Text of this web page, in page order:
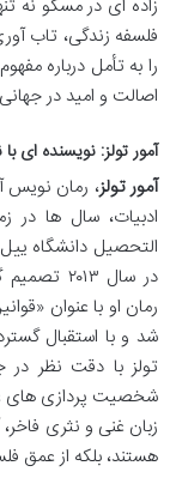
زاده ای در مسکو نه
فلسفه زندگی، تاب
را به تأمل درباره
اصالت و امید در
آمور تولز: نویسنده ای
آمور تولز
ادبیات، سال ها در
التحصیل دانشگاه
در سال
شد و با استقبال
تولز با دقت نظر
شخصیت پردازی های
زبان غنی و نثری
هستند، بلکه از عمق